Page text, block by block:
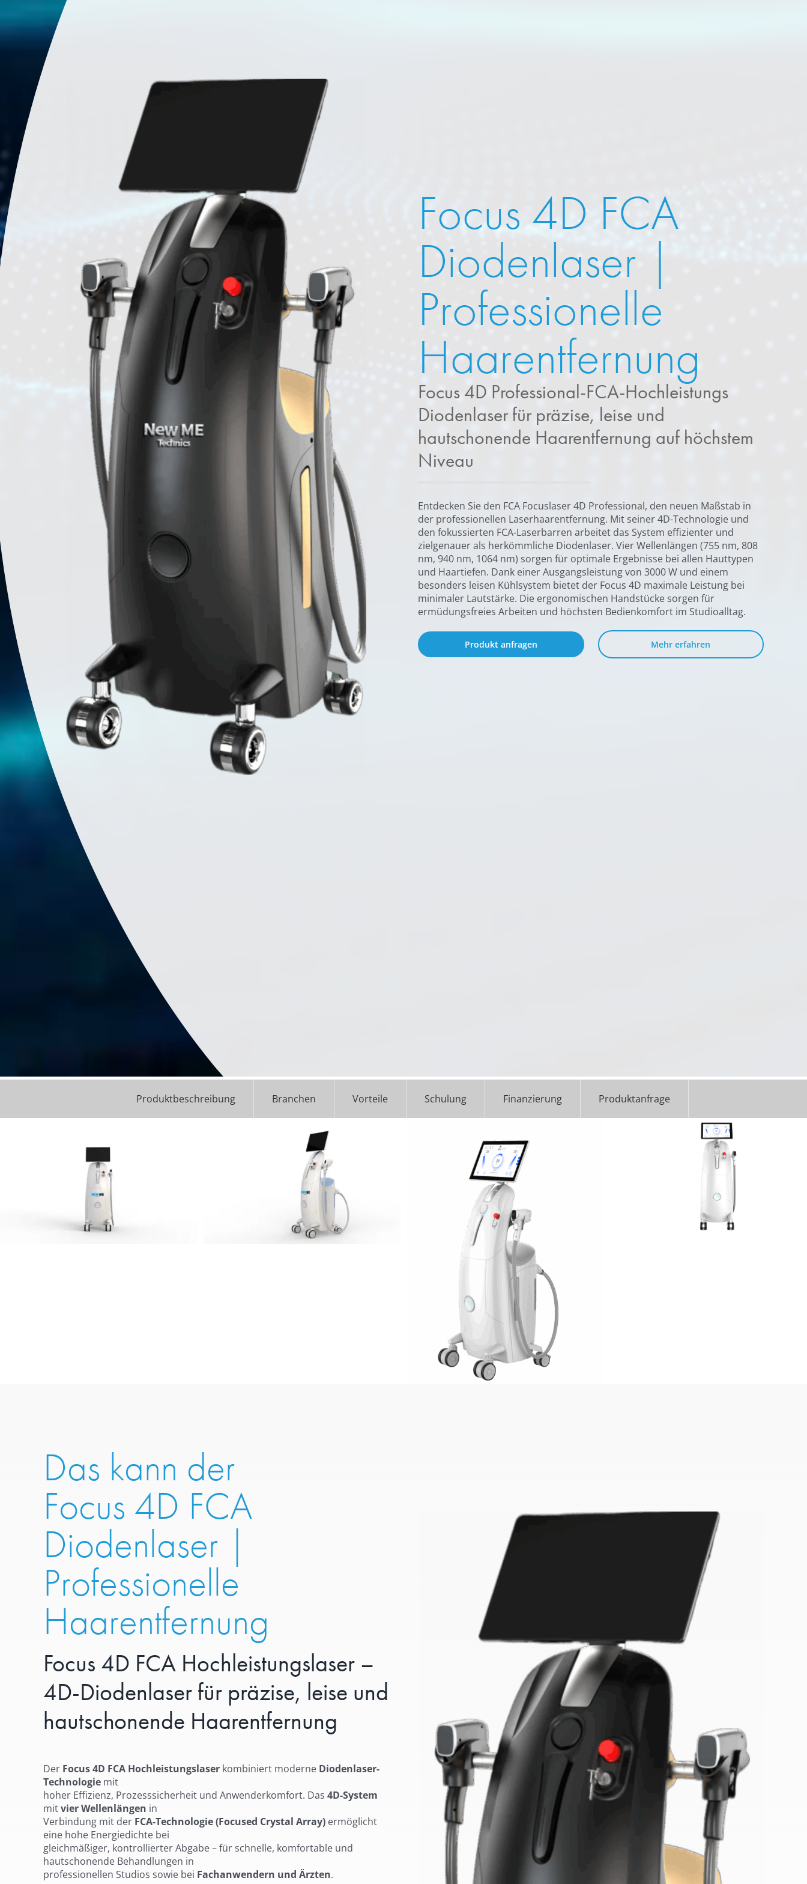
Focus 4D FCA
Diodenlaser |
Professionelle
Haarentfernung
Focus 4D Professional-FCA-Hochleistungs
Diodenlaser für präzise, leise und
hautschonende Haarentfernung auf höchstem
Niveau
Entdecken Sie den FCA Focuslaser 4D Professional, den neuen Maßstab in
der professionellen Laserhaarentfernung. Mit seiner 4D-Technologie und
den fokussierten FCA-Laserbarren arbeitet das System effizienter und
zielgenauer als herkömmliche Diodenlaser. Vier Wellenlängen (755 nm, 808
nm, 940 nm, 1064 nm) sorgen für optimale Ergebnisse bei allen Hauttypen
und Haartiefen. Dank einer Ausgangsleistung von 3000 W und einem
besonders leisen Kühlsystem bietet der Focus 4D maximale Leistung bei
minimaler Lautstärke. Die ergonomischen Handstücke sorgen für
ermüdungsfreies Arbeiten und höchsten Bedienkomfort im Studioalltag.
Produkt anfragen Mehr erfahren
Produktbeschreibung Branchen Vorteile Schulung Finanzierung Produktanfrage
Das kann der
Focus 4D FCA
Diodenlaser |
Professionelle
Haarentfernung
Focus 4D FCA Hochleistungslaser –
4D-Diodenlaser für präzise, leise und
hautschonende Haarentfernung
Der Focus 4D FCA Hochleistungslaserkombiniert moderne Diodenlaser-
Technologiemit
hoher Effizienz, Prozesssicherheit und Anwenderkomfort. Das 4D-System
mitvier Wellenlängen in
Verbindung mit der FCA-Technologie (Focused Crystal Array)ermöglicht
eine hohe Energiedichte bei
gleichmäßiger, kontrollierter Abgabe – für schnelle, komfortable und
hautschonende Behandlungen in
professionellen Studios sowie bei Fachanwendern und Ärzten.